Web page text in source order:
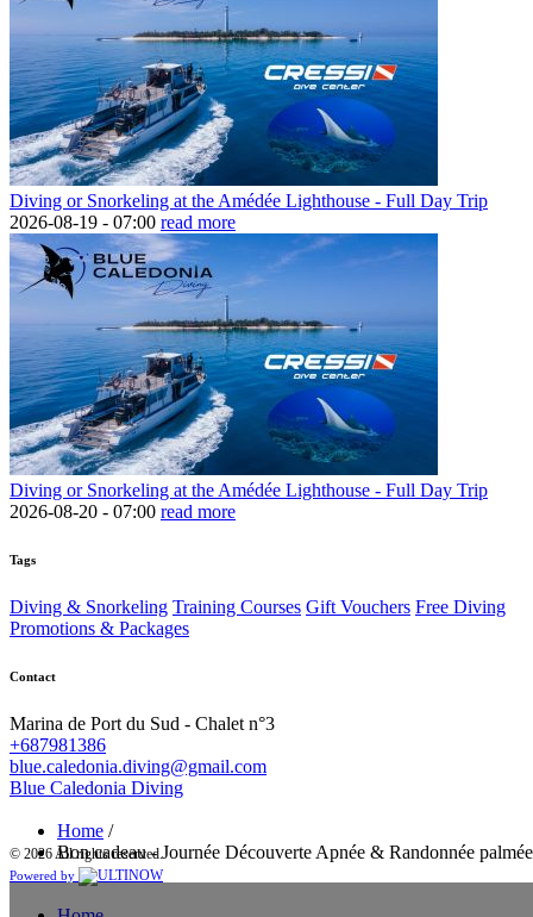
Home /
Bon cadeau - Journée Découverte Apnée & Randonnée palmée
Diving or Snorkeling at the Amédée Lighthouse - Full Day Trip
2026-08-19 - 07:00 read more
Diving or Snorkeling at the Amédée Lighthouse - Full Day Trip
2026-08-20 - 07:00 read more
Tags
Diving & Snorkeling Training Courses Gift Vouchers Free Diving
Promotions & Packages
Contact
Marina de Port du Sud - Chalet n°3
+687981386
blue.caledonia.diving@gmail.com
Blue Caledonia Diving
© 2026 All rights reserved.
Powered by